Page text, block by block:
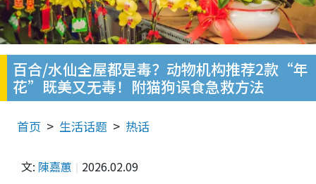
百合/水仙全屋都是毒？动物机构推荐2款“年
花”既美又无毒！附猫狗误食急救方法
首页 生活话题 热话
文: 陳嘉蕙 2026.02.09